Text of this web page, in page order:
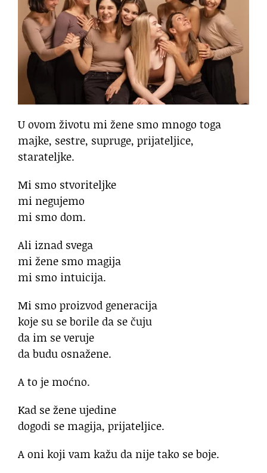
U ovom životu mi žene smo mnogo toga
majke, sestre, supruge, prijateljice,
starateljke.
Mi smo stvoriteljke
mi negujemo
mi smo dom.
Ali iznad svega
mi žene smo magija
mi smo intuicija.
Mi smo proizvod generacija
koje su se borile da se čuju
da im se veruje
da budu osnažene.
A to je moćno.
Kad se žene ujedine
dogodi se magija, prijateljice.
A oni koji vam kažu da nije tako se boje.